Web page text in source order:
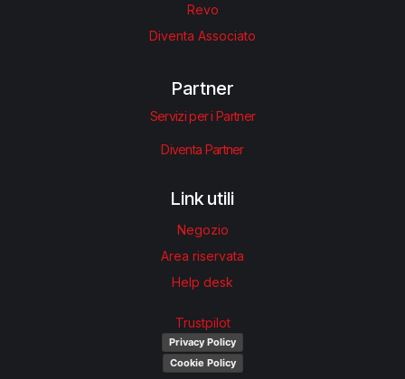
Revo
Diventa Associato
Partner
Servizi per i Partner
Diventa Partner
Link utili
Negozio
Area riservata
Help desk
Trustpilot
Privacy Policy
Cookie Policy